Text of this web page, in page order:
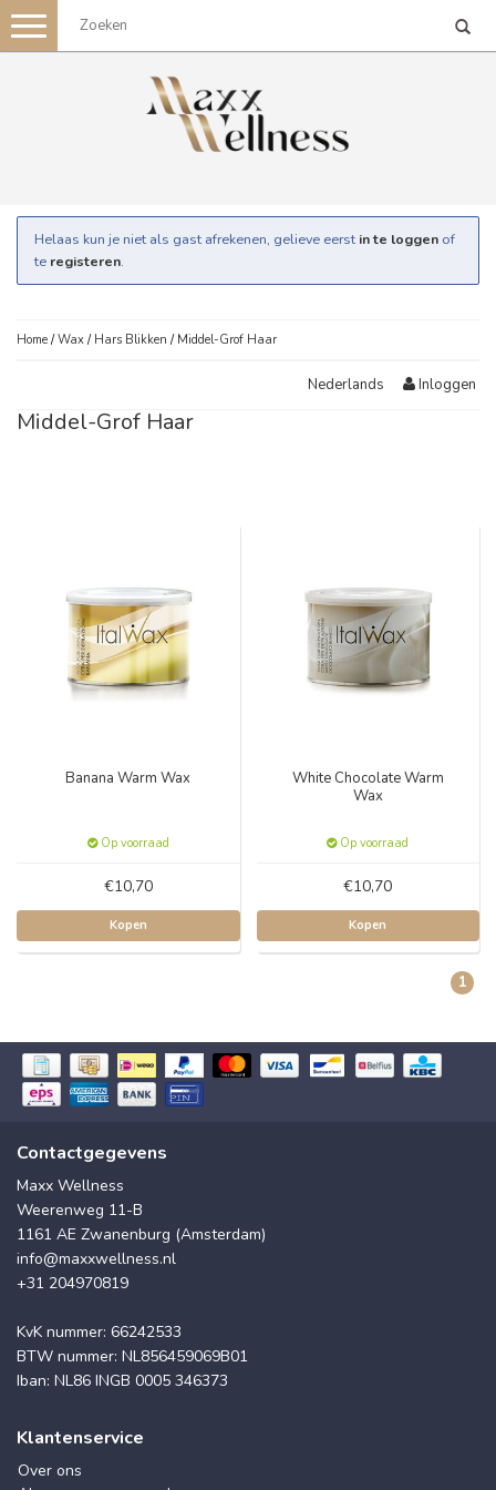
Toggle
navigation
Helaas kun je niet als gast afrekenen, gelieve eerst in te loggen of
te registeren.
Home /Wax / Hars Blikken / Middel-Grof Haar
Nederlands Inloggen
Middel-Grof Haar
Banana Warm Wax
Op voorraad
€10,70
Kopen
White Chocolate Warm
Wax
Op voorraad
€10,70
Kopen
1
Contactgegevens
Maxx Wellness
Weerenweg 11-B
1161 AE Zwanenburg (Amsterdam)
info@maxxwellness.nl
+31 204970819
KvK nummer: 66242533
BTW nummer: NL856459069B01
Iban: NL86 INGB 0005 346373
Klantenservice
Over ons